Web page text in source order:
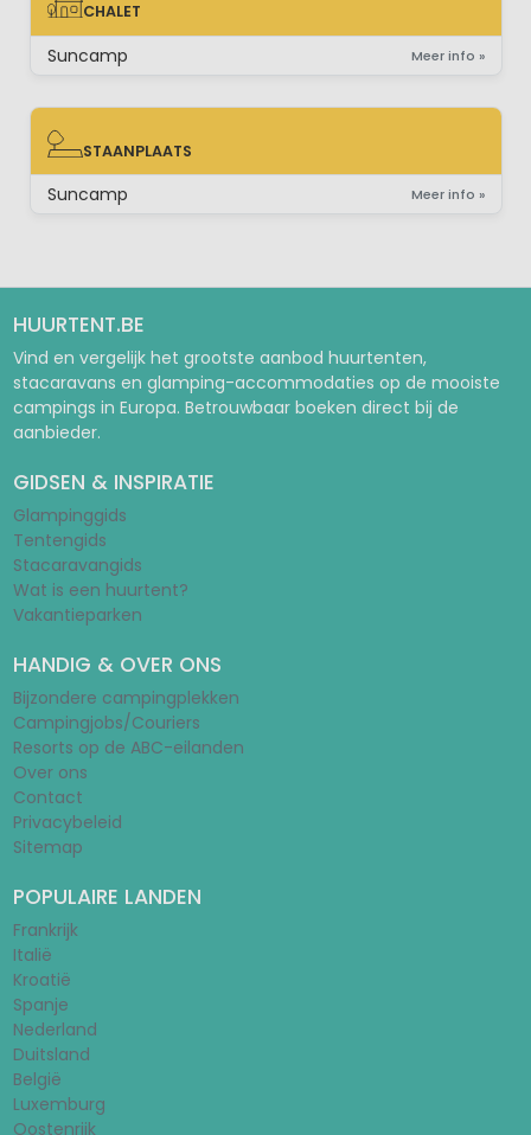
CHALET
CHALET
Suncamp Meer info »
STAANPLAATS
STAANPLAATS
Suncamp Meer info »
HUURTENT.BE
Vind en vergelijk het grootste aanbod huurtenten,
stacaravans en glamping-accommodaties op de mooiste
campings in Europa. Betrouwbaar boeken direct bij de
aanbieder.
GIDSEN & INSPIRATIE
Glampinggids
Tentengids
Stacaravangids
Wat is een huurtent?
Vakantieparken
HANDIG & OVER ONS
Bijzondere campingplekken
Campingjobs/Couriers
Resorts op de ABC-eilanden
Over ons
Contact
Privacybeleid
Sitemap
POPULAIRE LANDEN
Frankrijk
Italië
Kroatië
Spanje
Nederland
Duitsland
België
Luxemburg
Oostenrijk